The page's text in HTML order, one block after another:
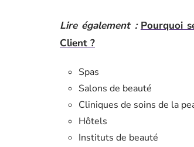
Lire également : Pourquoi
Client ?
Spas
Salons de beauté
Cliniques de soins de la
Hôtels
Instituts de beauté